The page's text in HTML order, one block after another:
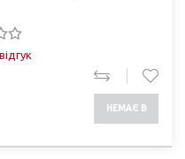
НЕМАЄ В